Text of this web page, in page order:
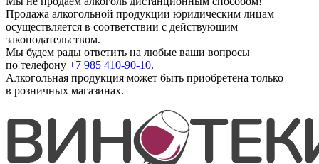
Продажа алкогольной продукции юридическим лицам
осуществляется в соответствии с действующим
законодательством.
Мы будем рады ответить на любые ваши вопросы
по телефону +7 985 410-90-10.
Алкогольная продукция может быть приобретена только
в розничных магазинах.